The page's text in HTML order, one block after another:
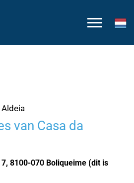
van Casa da
8100-070 Boliqueime (dit is